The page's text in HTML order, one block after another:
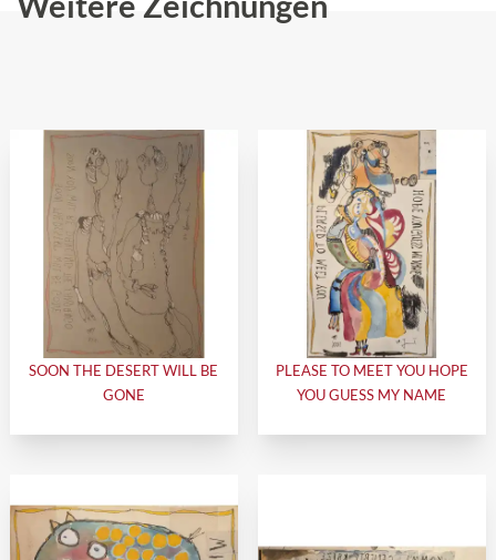
SOON THE DESERT WILL BE
GONE
PLEASE TO MEET YOU HOPE
YOU GUESS MY NAME